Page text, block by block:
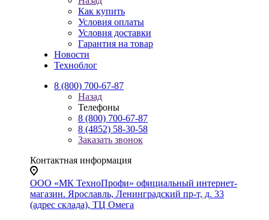
Как купить
Условия оплаты
Условия доставки
Гарантия на товар
Новости
Техноблог
8 (800) 700-67-87
Назад
Телефоны
8 (800) 700-67-87
8 (4852) 58-30-58
Заказать звонок
Контактная информация
ООО «МК ТехноПрофи» официальный интернет-
магазин. Ярославль, Ленинградский пр-т, д. 33
(адрес склада), ТЦ Омега